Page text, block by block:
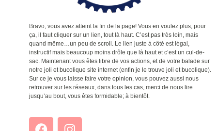
Bravo, vous avez atteint la fin de la page! Vous en voulez plus, pour
ça, il faut cliquer sur un lien, tout là haut. C’est pas très loin, mais
quand même…un peu de scroll. Le lien juste à côté est légal,
instructif mais beaucoup moins drôle que là haut et c’est un cul-de-
sac. Maintenant vous êtes libre de vos actions, et de votre balade sur
notre joli et bucolique site internet (enfin je le trouve joli et bucolique).
Sur ce je vous laisse faire votre opinion, vous pouvez aussi nous
retrouver sur les réseaux, dans tous les cas, merci de nous lire
jusqu’au bout, vous êtes formidable; à bientôt.